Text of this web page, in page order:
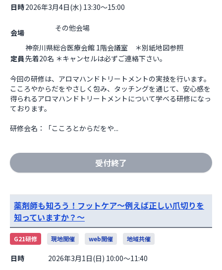
日時2026年3月4日(水) 13:30～15:00
会場
神奈川県総合医療会館 1階会議室　＊別紙地図参照
定員先着20名 ＊キャンセルは必ずご連絡下さい。
今回の研修は、アロマハンドトリートメントの実技を行います。
こころやからだをやさしく包み、タッチングを通じて、安心感を
得られるアロマハンドトリートメントについて学べる研修になっ
ております。
研修会名：「こころとからだをや...
受付終了
薬剤師も知ろう！フットケア〜例えば正しい爪切りを
知っていますか？〜
G21研修 現地開催 web開催 地域共催
日時 2026年3月1日(日) 10:00～11:40